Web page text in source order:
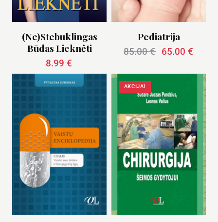
(Ne)stebuklingas
Būdas Lieknėti
8.99 €
Pediatrija
85.00€ 65.00 €
AKCIJA!